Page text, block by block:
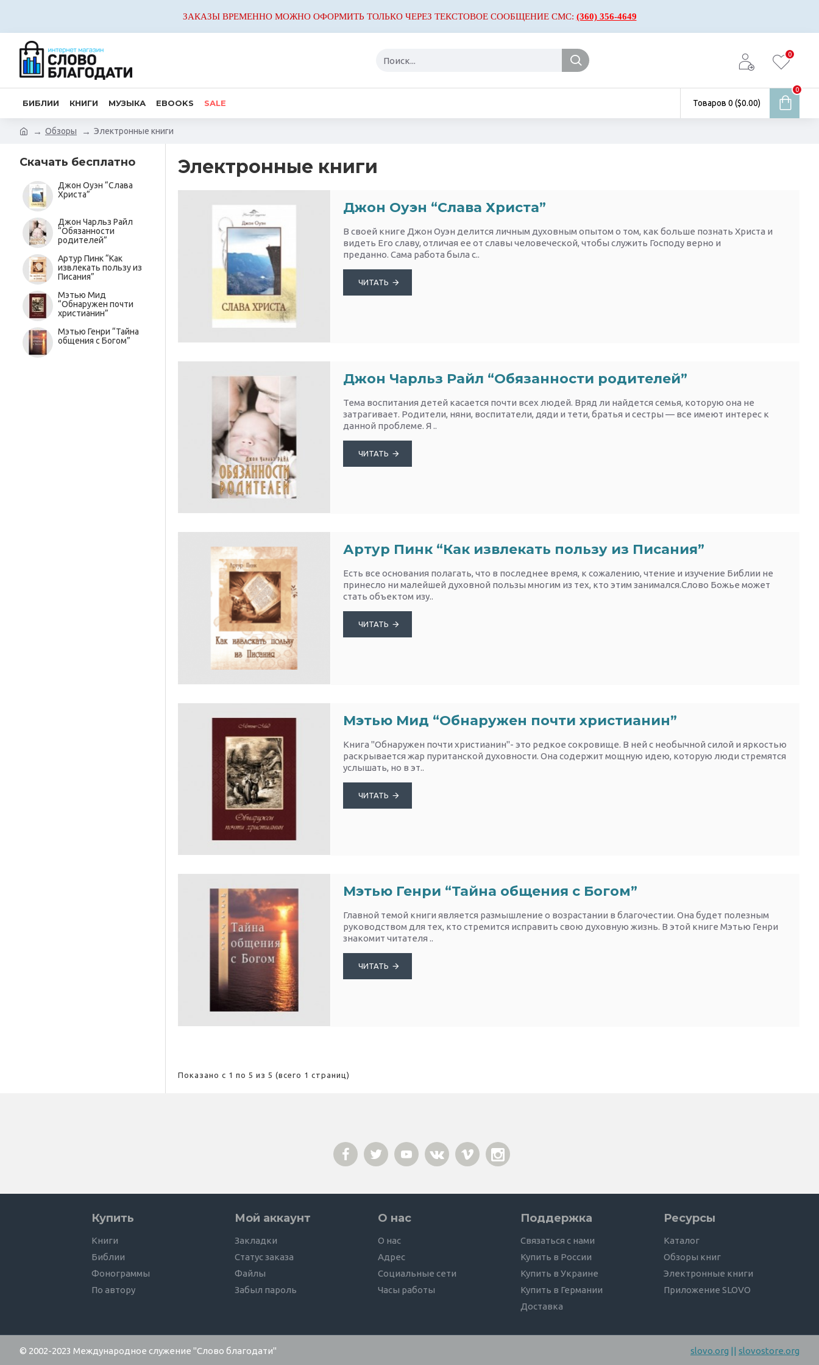
ЗАКАЗЫ ВРЕМЕННО МОЖНО ОФОРМИТЬ ТОЛЬКО ЧЕРЕЗ ТЕКСТОВОЕ СООБЩЕНИЕ СМС: (360) 356-4649
0
БИБЛИИ КНИГИ МУЗЫКА EBOOKS SALE Товаров 0 ($0.00)
0
Обзоры Электронные книги
Скачать бесплатно
Джон Оуэн “Слава
Христа”
Джон Чарльз Райл
“Обязанности
родителей”
Артур Пинк “Как
извлекать пользу из
Писания”
Мэтью Мид
“Обнаружен почти
христианин”
Мэтью Генри “Тайна
общения с Богом”
Электронные книги
Джон Оуэн “Слава Христа”
В своей книге Джон Оуэн делится личным духовным опытом о том, как больше познать Христа и
видеть Его славу, отличая ее от славы человеческой, чтобы служить Господу верно и
преданно. Сама работа была с..
ЧИТАТЬ
Джон Чарльз Райл “Обязанности родителей”
Тема воспитания детей касается почти всех людей. Вряд ли найдется семья, которую она не
затрагивает. Родители, няни, воспитатели, дяди и тети, братья и сестры — все имеют интерес к
данной проблеме. Я ..
ЧИТАТЬ
Артур Пинк “Как извлекать пользу из Писания”
Есть все основания полагать, что в последнее время, к сожалению, чтение и изучение Библии не
принесло ни малейшей духовной пользы многим из тех, кто этим занимался.Слово Божье может
стать объектом изу..
ЧИТАТЬ
Мэтью Мид “Обнаружен почти христианин”
Книга "Обнаружен почти христианин"- это редкое сокровище. В ней с необычной силой и яркостью
раскрывается жар пуританской духовности. Она содержит мощную идею, которую люди стремятся
услышать, но в эт..
ЧИТАТЬ
Мэтью Генри “Тайна общения с Богом”
Главной темой книги является размышление о возрастании в благочестии. Она будет полезным
руководством для тех, кто стремится исправить свою духовную жизнь. В этой книге Мэтью Генри
знакомит читателя ..
ЧИТАТЬ
Показано с 1 по 5 из 5 (всего 1 страниц)
Купить
Книги
Библии
Фонограммы
По автору
Мой аккаунт
Закладки
Статус заказа
Файлы
Забыл пароль
О нас
О нас
Адрес
Социальные сети
Часы работы
Поддержка
Связаться с нами
Купить в России
Купить в Украине
Купить в Германии
Доставка
Ресурсы
Каталог
Обзоры книг
Электронные книги
Приложение SLOVO
© 2002-2023 Международное служение "Слово благодати" slovo.org || slovostore.org